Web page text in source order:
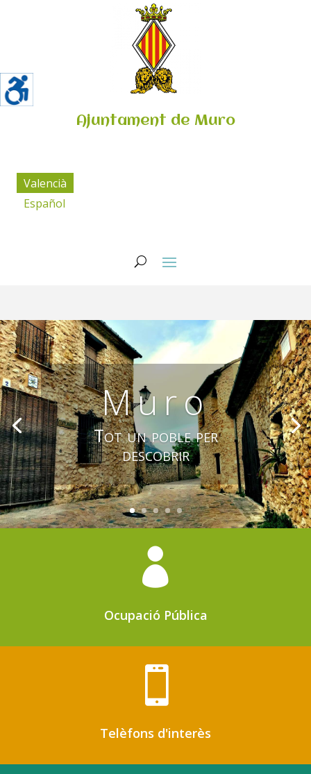
Ajuntament de Muro
Valencià
Español
Muro
Tot un poble per
descobrir

Ocupació Pública

Telèfons d'interès